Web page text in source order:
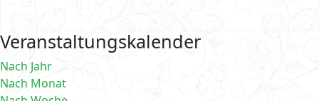
Veranstaltungskalender
Nach Jahr
Nach Monat